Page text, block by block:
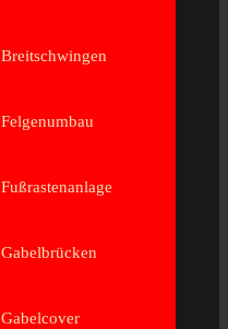
Breitschwingen
Felgenumbau
Fußrastenanlage
Gabelbrücken
Gabelcover